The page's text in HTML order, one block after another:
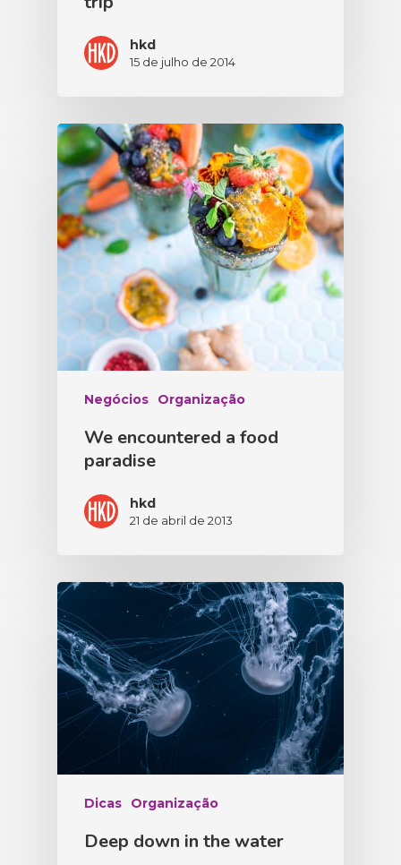
hkd
15 de julho de 2014
Negócios Organização
We encountered a food
paradise
hkd
21 de abril de 2013
Dicas Organização
Deep down in the water